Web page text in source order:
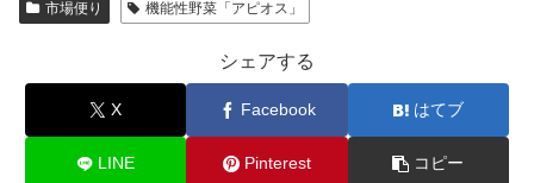
市場便り 機能性野菜「アピオス」
シェアする
X Facebook はてブ
LINE Pinterest コピー